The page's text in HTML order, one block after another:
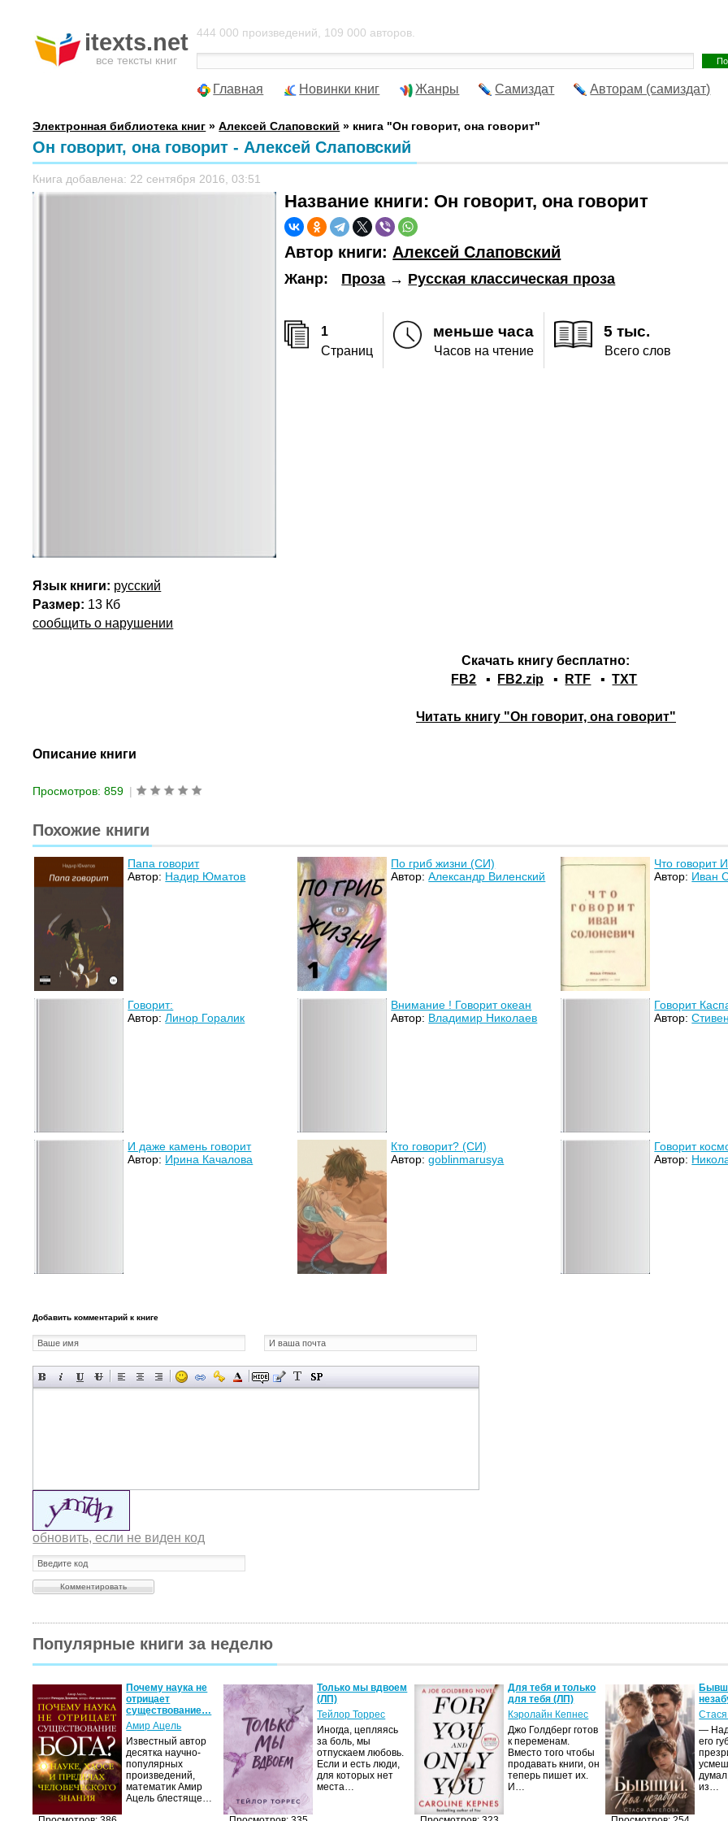
itexts.net
все тексты книг
444 000 произведений, 109 000 авторов.
Главная Новинки книг Жанры Самиздат Авторам (самиздат)
Электронная библиотека книг »Алексей Слаповский » книга "Он говорит, она говорит"
Он говорит, она говорит - Алексей Слаповский
Книга добавлена: 22 сентября 2016, 03:51
Название книги: Он говорит, она говорит
Автор книги: Алексей Слаповский
Жанр: Проза → Русская классическая проза
1
Страниц
меньше часа
Часов на чтение
5 тыс.
Всего слов
Язык книги: русский
Размер: 13 Кб
сообщить о нарушении
Скачать книгу бесплатно:
FB2 ▪ FB2.zip ▪ RTF ▪TXT
Читать книгу "Он говорит, она говорит"
Описание книги
Просмотров: 859 |
Похожие книги
Папа говорит
Автор: Надир Юматов
По гриб жизни (СИ)
Автор:Александр Виленский
Что говорит
Автор: Иван
Говорит:
Автор:Линор Горалик
Внимание ! Говорит океан
Автор: Владимир Николаев
Говорит
Автор:
И даже камень говорит
Автор: Ирина Качалова
Кто говорит? (CИ)
Автор:goblinmarusya
Говорит
Автор:
Добавить комментарий к книге
обновить, если не виден код
Популярные книги за неделю
Почему наука не
отрицает
существование…
Амир Ацель
Известный автор
десятка научно-
популярных
произведений,
математик Амир
Ацель блестяще…
Только мы вдвоем
(ЛП)
Тейлор Торрес
Иногда, цепляясь
за боль, мы
отпускаем любовь.
Если и есть люди,
для которых нет
места…
Для тебя и только
для тебя (ЛП)
Кэролайн Кепнес
Джо Голдберг готов
к переменам.
Вместо того чтобы
продавать книги, он
теперь пишет их.
И…
—
его
из…